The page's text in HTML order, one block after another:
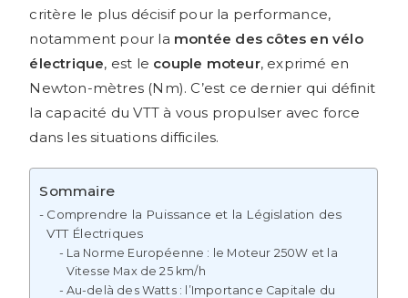
critère le plus décisif pour la performance,
notamment pour la montée des côtes en vélo
électrique, est le couple moteur, exprimé en
Newton-mètres (Nm). C’est ce dernier qui définit
la capacité du VTT à vous propulser avec force
dans les situations difficiles.
Sommaire
Comprendre la Puissance et la Législation des
VTT Électriques
La Norme Européenne : le Moteur 250W et la
Vitesse Max de 25 km/h
Au-delà des Watts : l’Importance Capitale du